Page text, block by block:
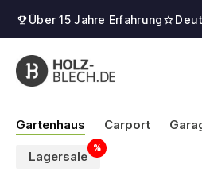
Über 15 Jahre Erfahrung
Gartenhaus Carport
Lagersale